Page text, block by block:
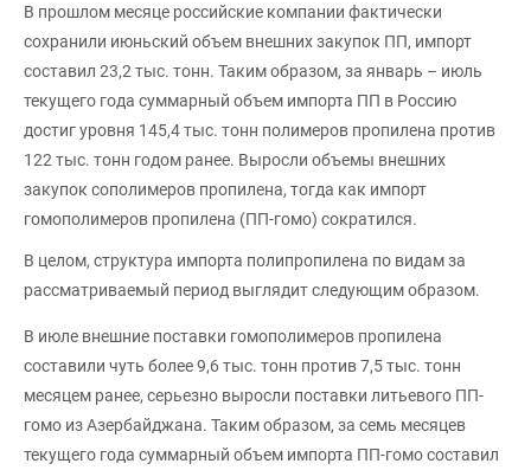
В прошлом месяце российские компании фактически
сохранили июньский объем внешних закупок ПП, импорт
составил 23,2 тыс. тонн. Таким образом, за январь – июль
текущего года суммарный объем импорта ПП в Россию
достиг уровня 145,4 тыс. тонн полимеров пропилена против
122 тыс. тонн годом ранее. Выросли объемы внешних
закупок сополимеров пропилена, тогда как импорт
гомополимеров пропилена (ПП-гомо) сократился.
В целом, структура импорта полипропилена по видам за
рассматриваемый период выглядит следующим образом.
В июле внешние поставки гомополимеров пропилена
составили чуть более 9,6 тыс. тонн против 7,5 тыс. тонн
месяцем ранее, серьезно выросли поставки литьевого ПП-
гомо из Азербайджана. Таким образом, за семь месяцев
текущего года суммарный объем импорта ПП-гомо составил